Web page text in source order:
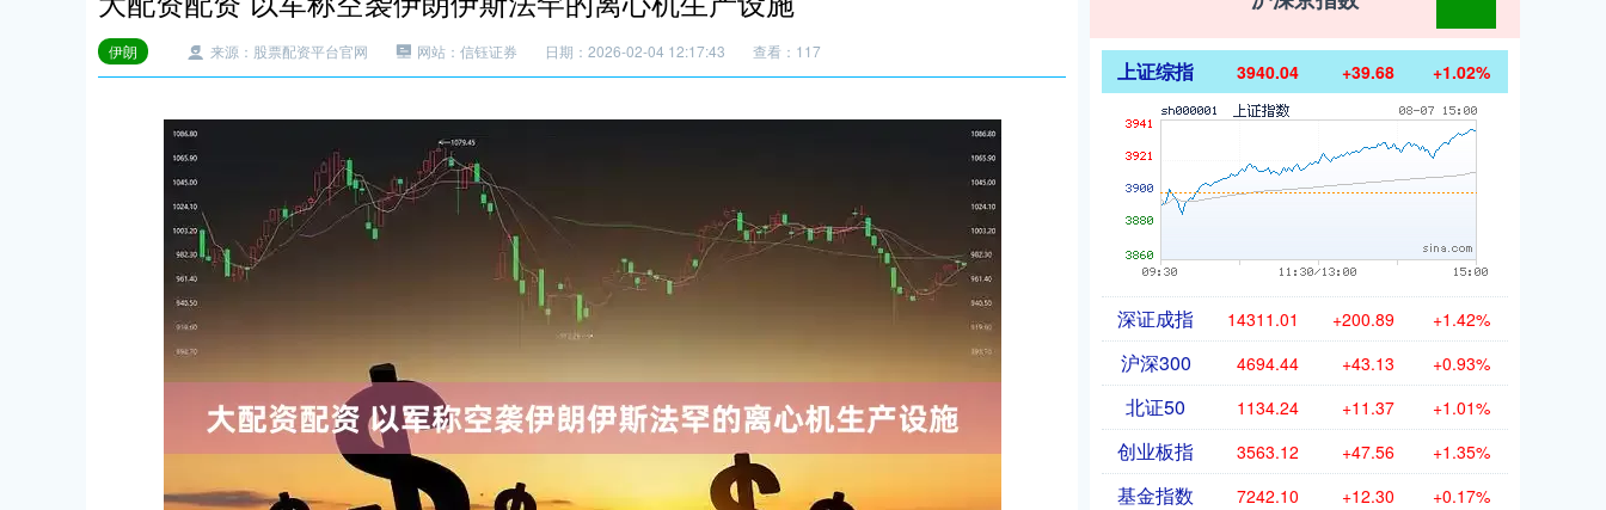
伊朗 来源：股票配资平台官网 网站：信钰证券 日期：2026-02-04 12:17:43 查看：117
上证综指 3940.04 +39.68 +1.02%
深证成指 14311.01 +200.89 +1.42%
沪深300 4694.44 +43.13 +0.93%
北证50 1134.24 +11.37 +1.01%
创业板指 3563.12 +47.56 +1.35%
基金指数 7242.10 +12.30 +0.17%